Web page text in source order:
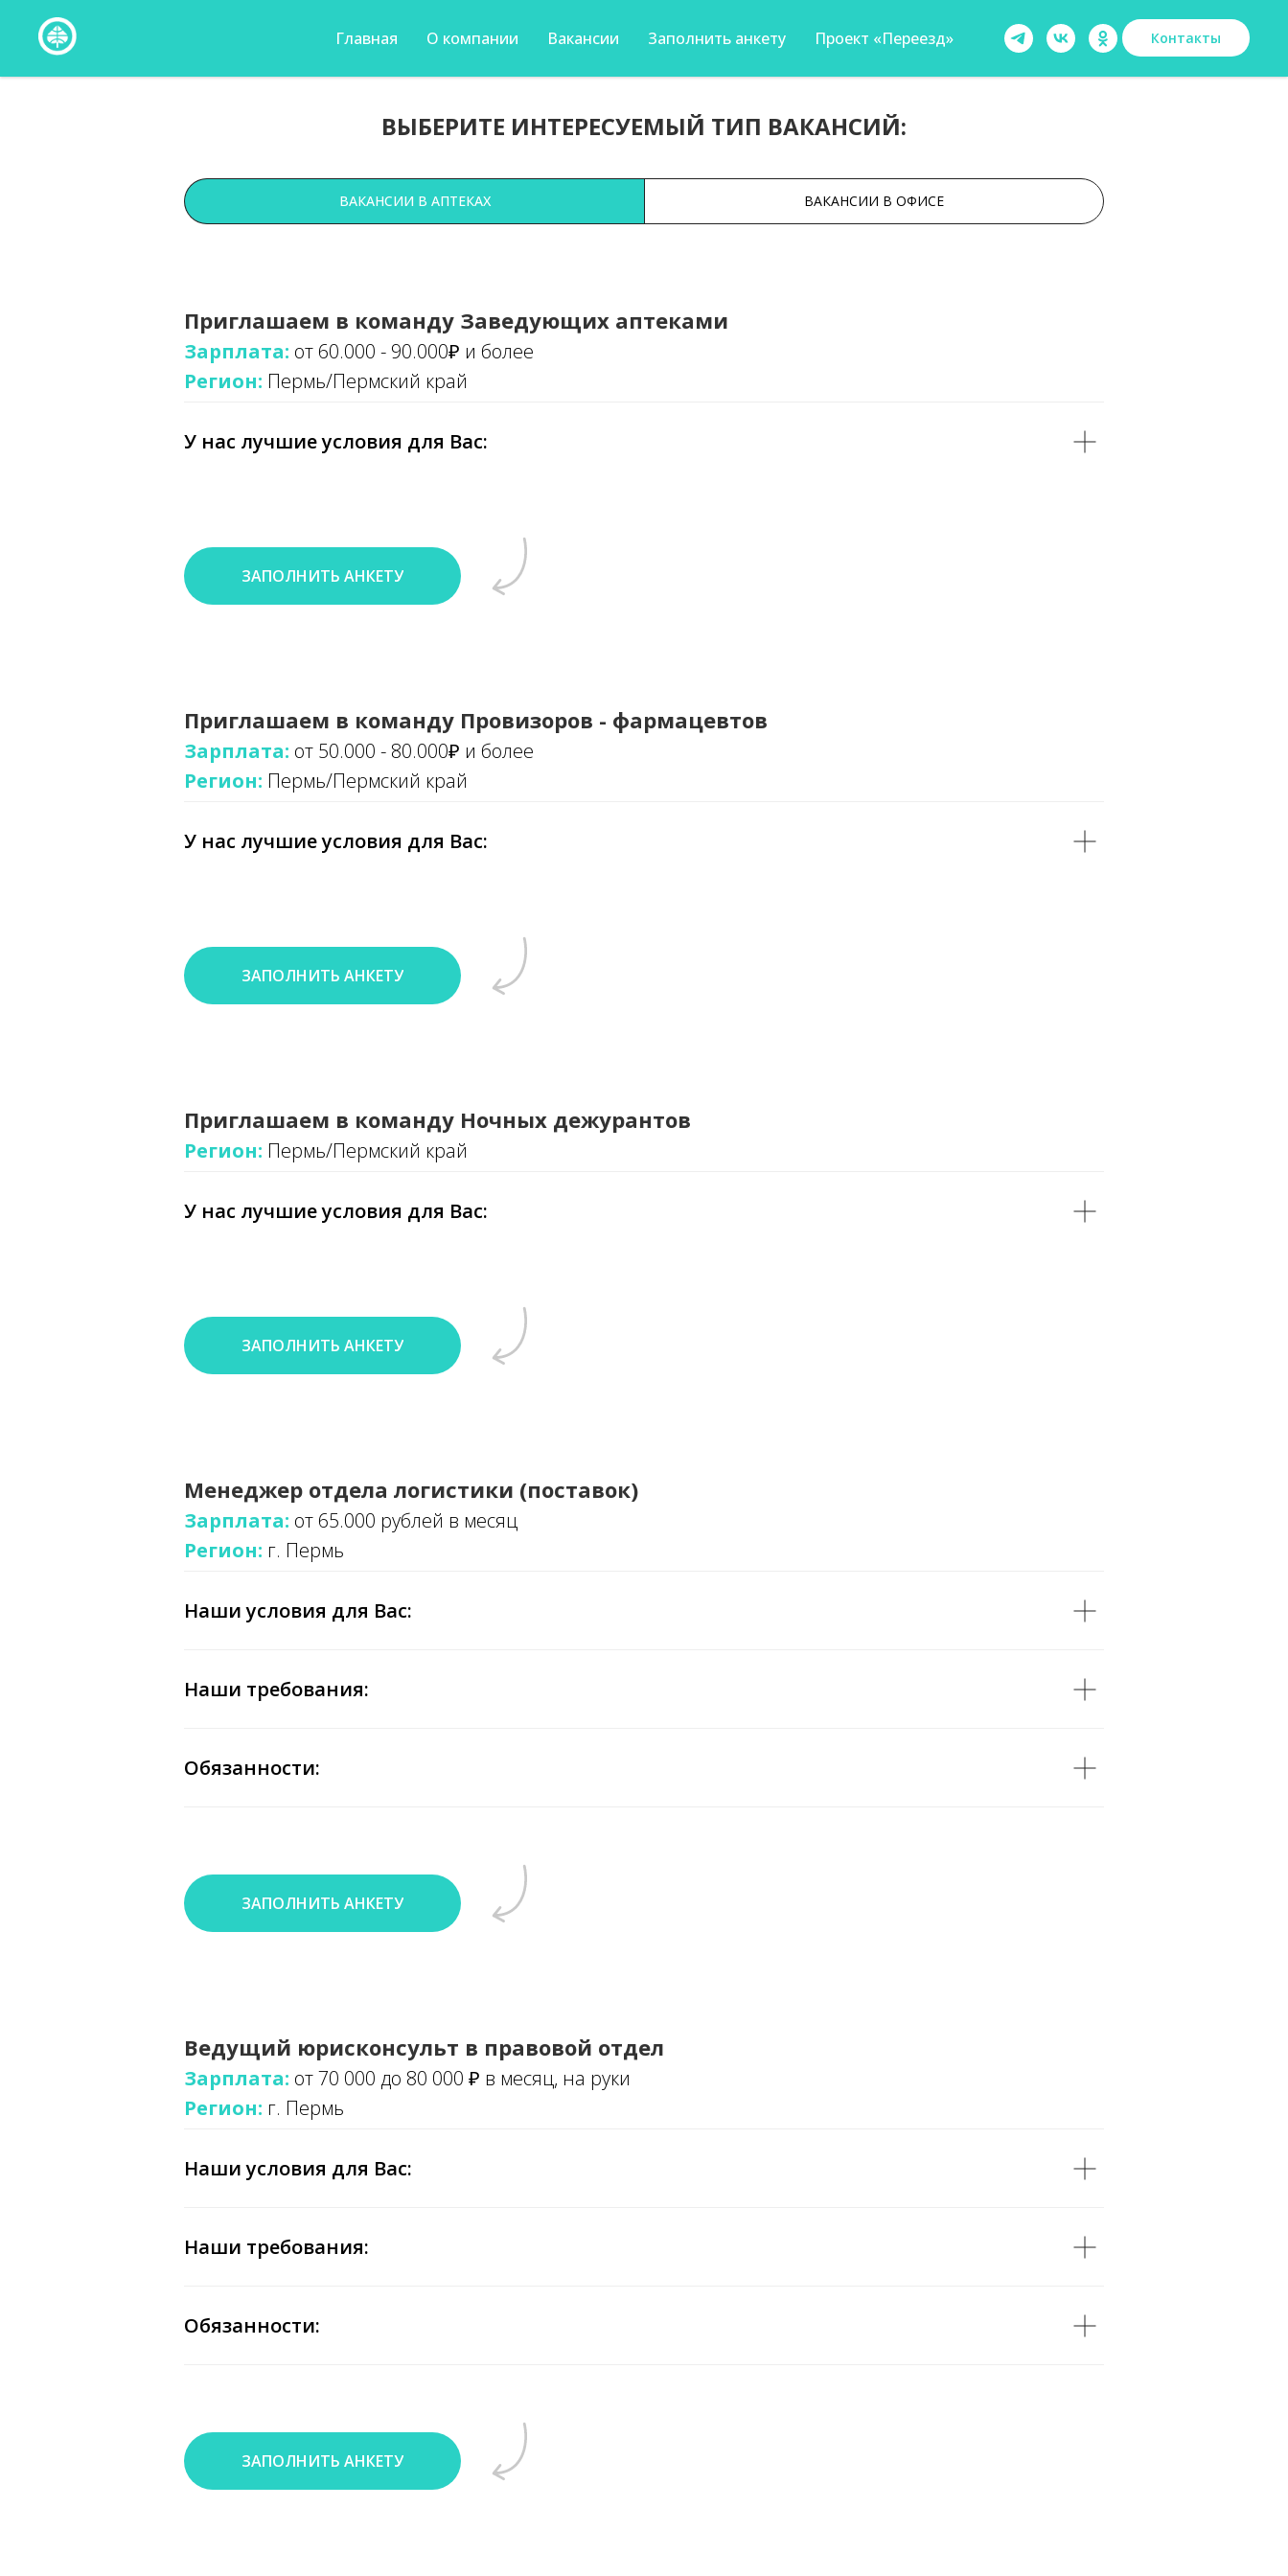
Главная О компании Вакансии Заполнить анкету Проект «Переезд» Контакты
ВЫБЕРИТЕ ИНТЕРЕСУЕМЫЙ ТИП ВАКАНСИЙ:
ВАКАНСИИ В АПТЕКАХ ВАКАНСИИ В ОФИСЕ
Приглашаем в команду Заведующих аптеками
Зарплата: от 60.000 - 90.000₽ и более
Регион: Пермь/Пермский край
У нас лучшие условия для Вас:
ЗАПОЛНИТЬ АНКЕТУ
Приглашаем в команду Провизоров - фармацевтов
Зарплата: от 50.000 - 80.000₽ и более
Регион: Пермь/Пермский край
У нас лучшие условия для Вас:
ЗАПОЛНИТЬ АНКЕТУ
Приглашаем в команду Ночных дежурантов
Регион: Пермь/Пермский край
У нас лучшие условия для Вас:
ЗАПОЛНИТЬ АНКЕТУ
Менеджер отдела логистики (поставок)
Зарплата: от 65.000 рублей в месяц
Регион: г. Пермь
Наши условия для Вас:
Наши требования:
Обязанности:
ЗАПОЛНИТЬ АНКЕТУ
Ведущий юрисконсульт в правовой отдел
Зарплата: от 70 000 до 80 000 ₽ в месяц, на руки
Регион: г. Пермь
Наши условия для Вас:
Наши требования:
Обязанности:
ЗАПОЛНИТЬ АНКЕТУ